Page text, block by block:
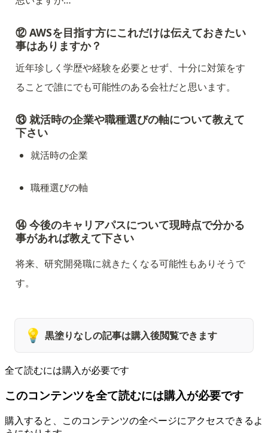
⑫ AWSを目指す方にこれだけは伝えておきたい
事はありますか？
近年珍しく学歴や経験を必要とせず、十分に対策をす
ることで誰にでも可能性のある会社だと思います。
⑬ 就活時の企業や職種選びの軸について教えて
下さい
就活時の企業
職種選びの軸
⑭ 今後のキャリアパスについて現時点で分かる
事があれば教えて下さい
将来、研究開発職に就きたくなる可能性もありそうで
す。
💡 黒塗りなしの記事は購入後閲覧できます
全て読むには購入が必要です
このコンテンツを全て読むには購入が必要です
購入すると、このコンテンツの全ページにアクセスできるよ